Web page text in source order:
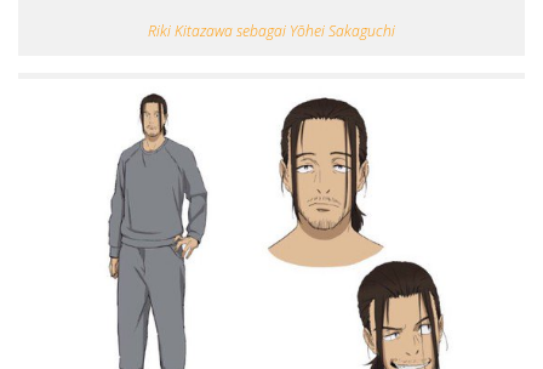
Riki Kitazawa sebagai Yōhei Sakaguchi